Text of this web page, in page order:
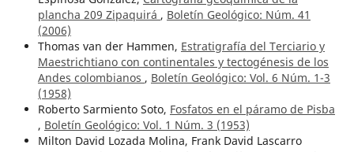
plancha 209 Zipaquirá , Boletín Geológico: Núm. 41
(2006)
Thomas van der Hammen, Estratigrafía del Terciario y
Maestrichtiano con continentales y tectogénesis de los
Andes colombianos , Boletín Geológico: Vol. 6 Núm. 1-3
(1958)
Roberto Sarmiento Soto, Fosfatos en el páramo de Pisba
, Boletín Geológico: Vol. 1 Núm. 3 (1953)
Milton David Lozada Molina, Frank David Lascarro